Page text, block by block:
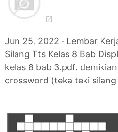
Jun 25, 2022 · Lembar
Silang Tts Kelas 8 Bab
kelas 8 bab 3.pdf.
crossword (teka teki